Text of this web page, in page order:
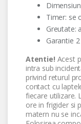
Timer: se
Greutate:
Garantie
Atentie! Acest
intra sub
privind returul
contact cu
fiecare utilizare.
ore in frigider si
matern nu se